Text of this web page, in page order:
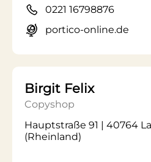
0221 16798876
portico-online.de
Birgit Felix
Copyshop
Hauptstraße 91 | 40764
(Rheinland)